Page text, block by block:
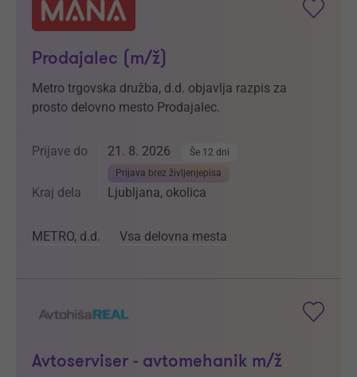
Prodajalec (m/ž)
Metro trgovska družba, d.d. objavlja razpis za
prosto delovno mesto Prodajalec.
Prijave do 21. 8. 2026
Še 12 dni
Prijava brez življenjepisa
Kraj dela Ljubljana, okolica
METRO, d.d. Vsa delovna mesta
Avtoserviser - avtomehanik m/ž